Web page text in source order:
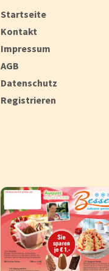
Startseite
Kontakt
Impressum
AGB
Datenschutz
Registrieren